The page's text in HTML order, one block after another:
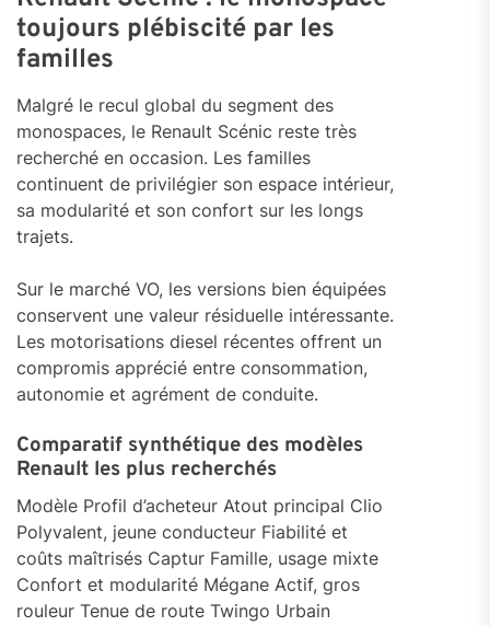
toujours plébiscité par les
familles
Malgré le recul global du segment des
monospaces, le Renault Scénic reste très
recherché en occasion. Les familles
continuent de privilégier son espace intérieur,
sa modularité et son confort sur les longs
trajets.
Sur le marché VO, les versions bien équipées
conservent une valeur résiduelle intéressante.
Les motorisations diesel récentes offrent un
compromis apprécié entre consommation,
autonomie et agrément de conduite.
Comparatif synthétique des modèles
Renault les plus recherchés
Modèle Profil d’acheteur Atout principal Clio
Polyvalent, jeune conducteur Fiabilité et
coûts maîtrisés Captur Famille, usage mixte
Confort et modularité Mégane Actif, gros
rouleur Tenue de route Twingo Urbain